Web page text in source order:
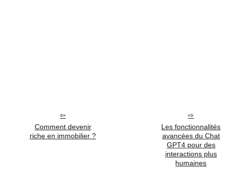
Comment devenir
riche en immobilier ?
Les fonctionnalités
avancées du Chat
GPT4 pour des
interactions plus
humaines